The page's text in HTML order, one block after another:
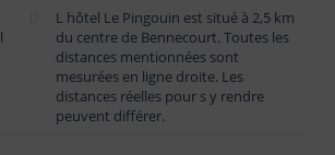
L hôtel Le Pingouin est situé à 2,5 km
du centre de Bennecourt. Toutes les
distances mentionnées sont
mesurées en ligne droite. Les
distances réelles pour s y rendre
peuvent différer.